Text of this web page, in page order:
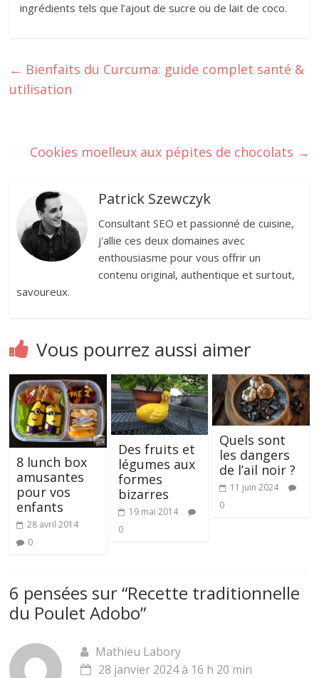
ingrédients tels que l’ajout de sucre ou de lait de coco.
← Bienfaits du Curcuma: guide complet santé &
utilisation
Cookies moelleux aux pépites de chocolats →
Patrick Szewczyk
Consultant SEO et passionné de cuisine,
j'allie ces deux domaines avec
enthousiasme pour vous offrir un
contenu original, authentique et surtout,
savoureux.
Vous pourrez aussi aimer
8 lunch box
amusantes
pour vos
enfants
28 avril 2014
0
Des fruits et
légumes aux
formes
bizarres
19 mai 2014
0
Quels sont
les dangers
de l’ail noir ?
11 juin 2024
0
6 pensées sur “Recette traditionnelle
du Poulet Adobo”
Mathieu Labory
28 janvier 2024 à 16 h 20 min